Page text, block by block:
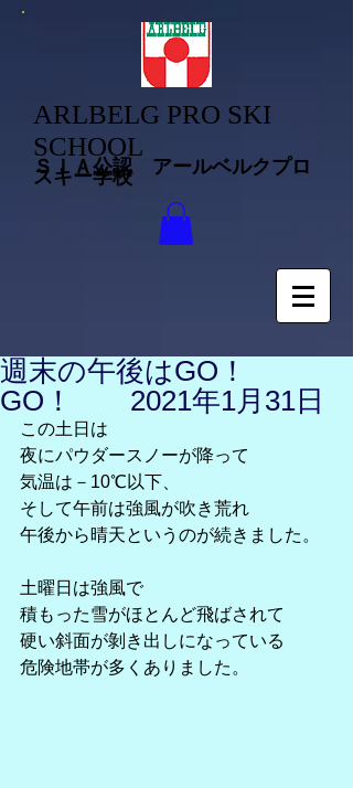
ARLBELG PRO SKI
SCHOOL
ＳＩＡ公認 アールベルクプロ
スキー学校
週末の午後はGO！
GO！ 2021年1月31日
この土日は
夜にパウダースノーが降って
気温は－10℃以下、
そして午前は強風が吹き荒れ
午後から晴天というのが続きました。
土曜日は強風で
積もった雪がほとんど飛ばされて
硬い斜面が剝き出しになっている
危険地帯が多くありました。